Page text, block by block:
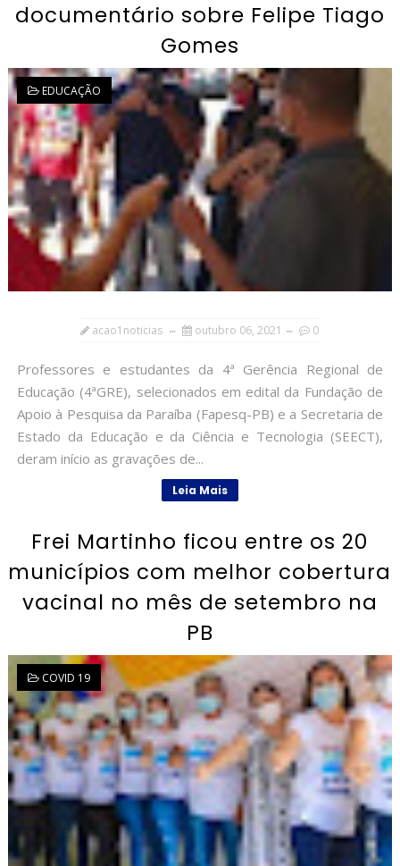
documentário sobre Felipe Tiago
Gomes
EDUCAÇÃO
acao1noticias outubro 06, 2021 0
Professores e estudantes da 4ª Gerência Regional de
Educação (4ªGRE), selecionados em edital da Fundação de
Apoio à Pesquisa da Paraíba (Fapesq-PB) e a Secretaria de
Estado da Educação e da Ciência e Tecnologia (SEECT),
deram início as gravações de...
Leia Mais
Frei Martinho ficou entre os 20
municípios com melhor cobertura
vacinal no mês de setembro na
PB
COVID 19